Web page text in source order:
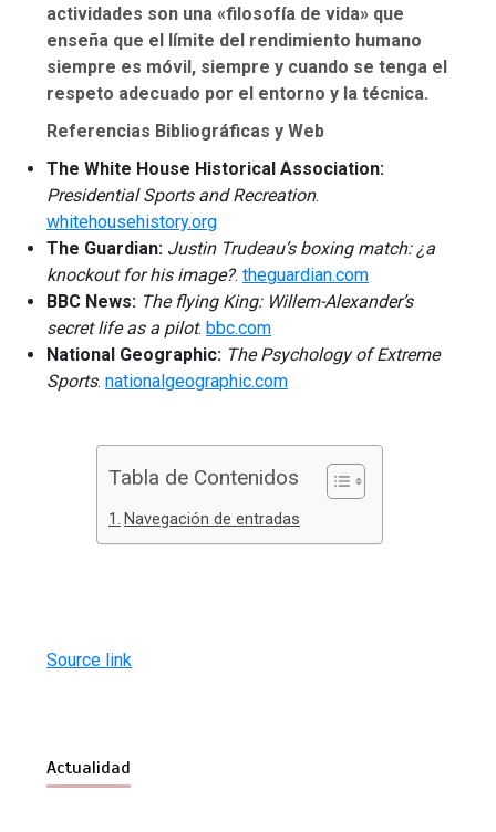
actividades son una «filosofía de vida» que
enseña que el límite del rendimiento humano
siempre es móvil, siempre y cuando se tenga el
respeto adecuado por el entorno y la técnica.
Referencias Bibliográficas y Web
The White House Historical Association:
Presidential Sports and Recreation.
whitehousehistory.org
The Guardian: Justin Trudeau’s boxing match: ¿a
knockout for his image?.theguardian.com
BBC News: The flying King: Willem-Alexander’s
secret life as a pilot. bbc.com
National Geographic: The Psychology of Extreme
Sports.nationalgeographic.com
Tabla de Contenidos
Navegación de entradas
Source link
Actualidad